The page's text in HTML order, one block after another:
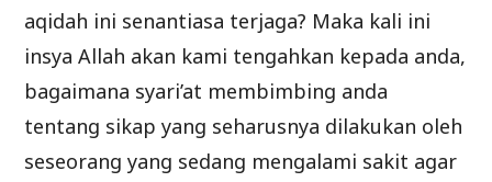
aqidah ini senantiasa terjaga? Maka kali ini
insya Allah akan kami tengahkan kepada anda,
bagaimana syari’at membimbing anda
tentang sikap yang seharusnya dilakukan oleh
seseorang yang sedang mengalami sakit agar